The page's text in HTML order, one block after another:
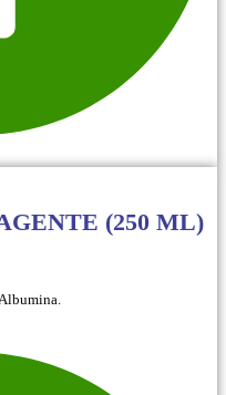
(250 ML)